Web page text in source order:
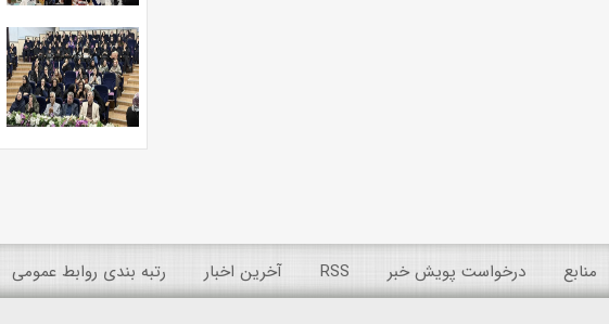
منابع درخواست پویش خبر RSS آخرین اخبار رتبه بندی روابط عمومی